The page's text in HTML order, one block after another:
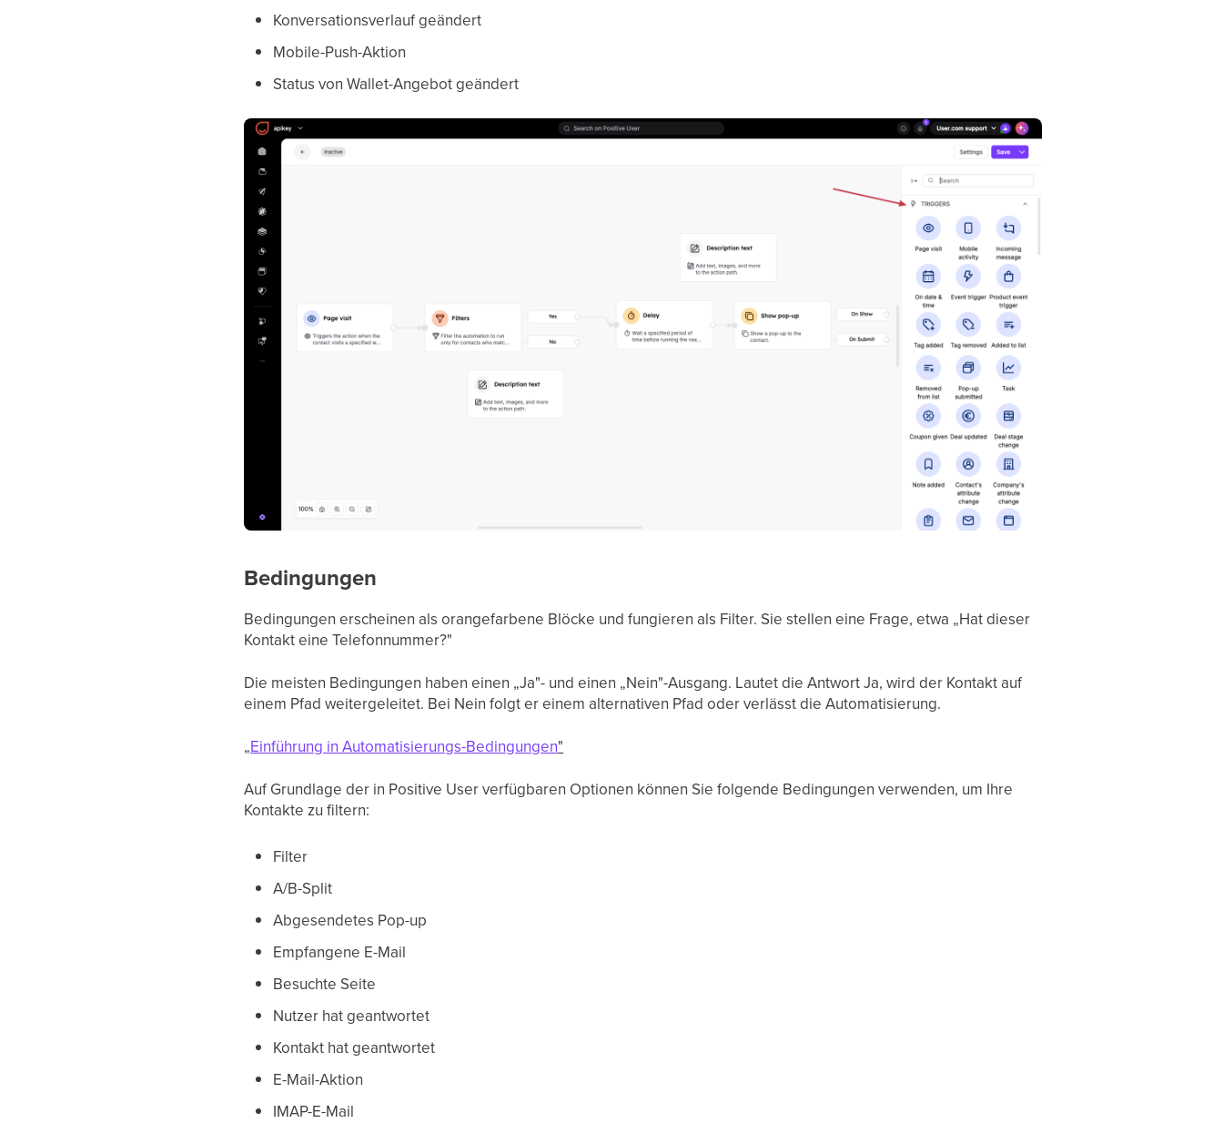
Konversationsverlauf geändert
Mobile-Push-Aktion
Status von Wallet-Angebot geändert
Bedingungen
Bedingungen erscheinen als orangefarbene Blöcke und fungieren als Filter. Sie stellen eine Frage, etwa „Hat dieser
Kontakt eine Telefonnummer?"
Die meisten Bedingungen haben einen „Ja"- und einen „Nein"-Ausgang. Lautet die Antwort Ja, wird der Kontakt auf
einem Pfad weitergeleitet. Bei Nein folgt er einem alternativen Pfad oder verlässt die Automatisierung.
„Einführung in Automatisierungs-Bedingungen"
Auf Grundlage der in Positive User verfügbaren Optionen können Sie folgende Bedingungen verwenden, um Ihre
Kontakte zu filtern:
Filter
A/B-Split
Abgesendetes Pop-up
Empfangene E-Mail
Besuchte Seite
Nutzer hat geantwortet
Kontakt hat geantwortet
E-Mail-Aktion
IMAP-E-Mail